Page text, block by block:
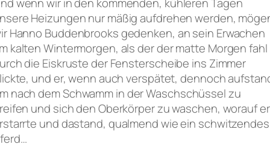
Heizungen nur mäßig aufdrehen werden,
Hanno Buddenbrooks gedenken, an sein Erwachen
kalten Wintermorgen, als der dermatte Morgen fahl
die Eiskruste der Fensterscheibe ins Zimmer
und er, wenn auch verspätet, dennoch
nach dem Schwamm in der Waschschüssel zu
und sich den Oberkörper zu waschen, worauf er
und dastand, qualmend wie ein schwitzendes
…